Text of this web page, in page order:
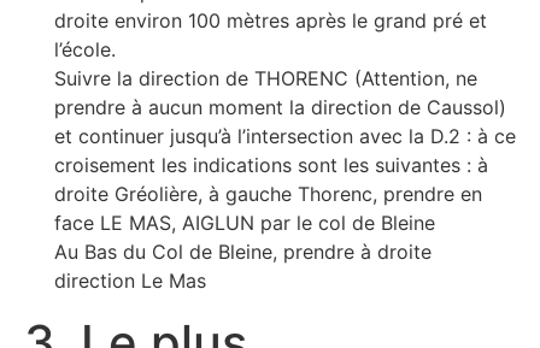
droite environ 100 mètres après le grand pré et
l’école.
Suivre la direction de THORENC (Attention, ne
prendre à aucun moment la direction de Caussol)
et continuer jusqu’à l’intersection avec la D.2 : à ce
croisement les indications sont les suivantes : à
droite Gréolière, à gauche Thorenc, prendre en
face LE MAS, AIGLUN par le col de Bleine
Au Bas du Col de Bleine, prendre à droite
direction Le Mas